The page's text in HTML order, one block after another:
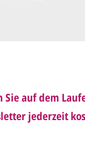
Sie erteilen
auf dem
jederzeit